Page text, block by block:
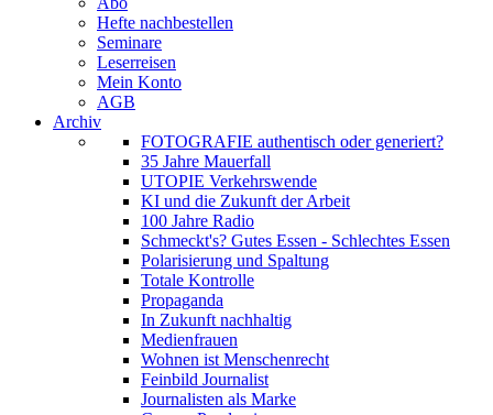
Hefte nachbestellen
Seminare
Leserreisen
Mein Konto
AGB
Archiv
FOTOGRAFIE authentisch oder generiert?
35 Jahre Mauerfall
UTOPIE Verkehrswende
KI und die Zukunft der Arbeit
100 Jahre Radio
Schmeckt's? Gutes Essen - Schlechtes Essen
Polarisierung und Spaltung
Totale Kontrolle
Propaganda
In Zukunft nachhaltig
Medienfrauen
Wohnen ist Menschenrecht
Feinbild Journalist
Journalisten als Marke